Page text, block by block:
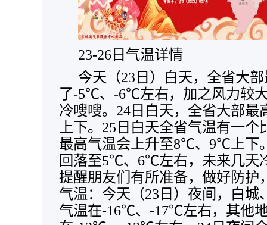
23-26日气温详情
今天（23日）白天，全省大
了-5℃、-6℃左右，加之风力较
冷嗖嗖。24日白天，全省大部
上下。25日白天全省气温有一
最高气温会上升至8℃、9℃上下
回落至5℃、6℃左右，未来几天
提醒朋友们有所准备，做好防护
气温：今天（23日）夜间，白城
气温在-16℃、-17℃左右，其他